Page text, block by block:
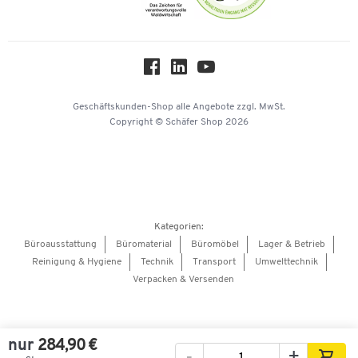
nur 284,90 €
Geschäftskunden-Shop alle Angebote zzgl. MwSt.
Copyright © Schäfer Shop 2026
Kategorien:
Büroausstattung
Büromaterial Büromöbel
Lager & Betrieb
Reinigung & Hygiene
Technik Transport
Umwelttechnik
Verpacken & Versenden